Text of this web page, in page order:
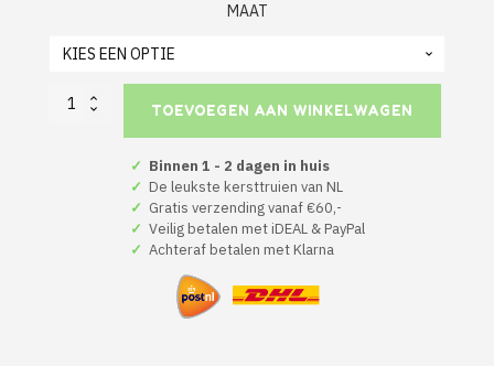
MAAT
Gen
TOEVOEGEN AAN WINKELWAGEN
✓ Binnen 1 - 2 dagen in huis
✓ De leukste kersttruien van NL
✓ Gratis verzending vanaf €60,-
✓ Veilig betalen met iDEAL & PayPal
✓ Achteraf betalen met Klarna